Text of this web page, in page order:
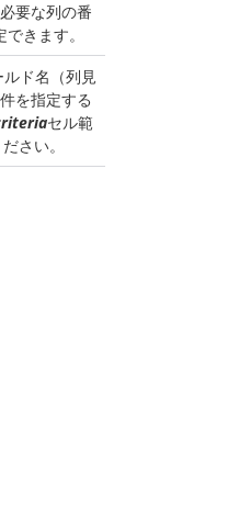
要な列の番
きます。
ド名（列見
を指定する
セル範
さい。